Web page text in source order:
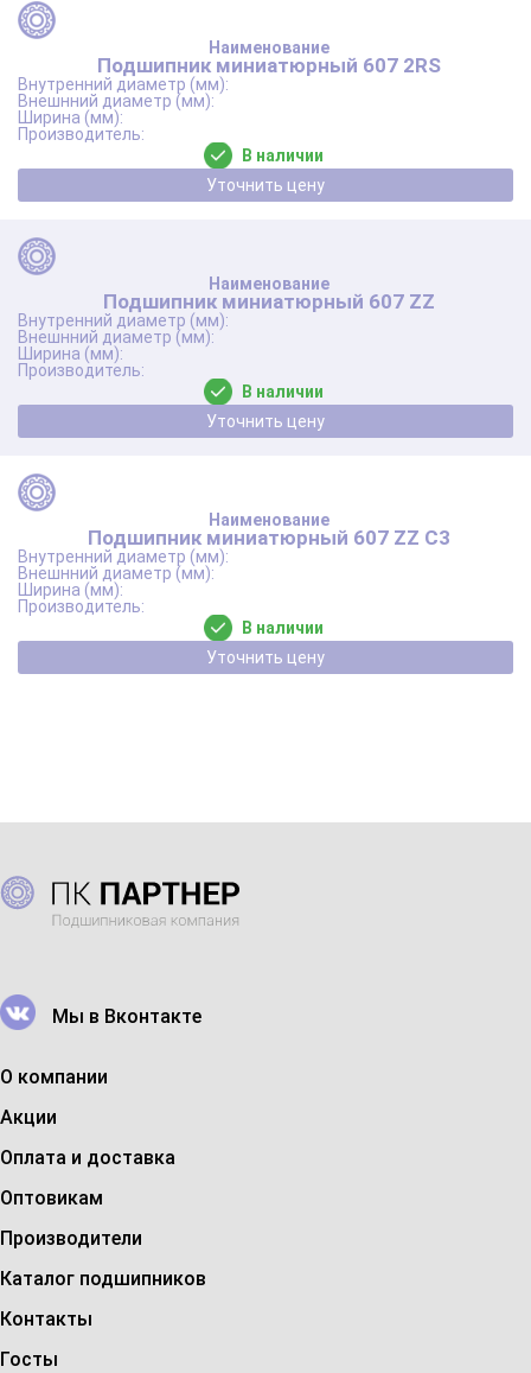
Подшипник миниатюрный 607 2RS
В наличии
Уточнить цену
Подшипник миниатюрный 607 ZZ
В наличии
Уточнить цену
Подшипник миниатюрный 607 ZZ C3
В наличии
Уточнить цену
Мы в Вконтакте
О компании
Акции
Оплата и доставка
Оптовикам
Производители
Каталог подшипников
Контакты
Госты